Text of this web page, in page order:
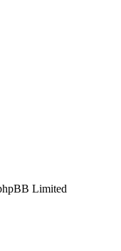
Limited